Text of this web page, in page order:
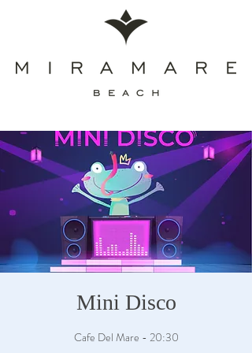
Mini Disco
Cafe Del Mare - 20:30